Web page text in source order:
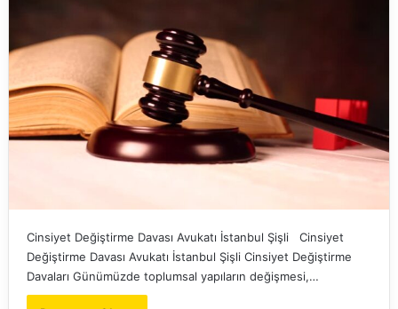
Cinsiyet Değiştirme Davası Avukatı İstanbul Şişli Cinsiyet
Değiştirme Davası Avukatı İstanbul Şişli Cinsiyet Değiştirme
Davaları Günümüzde toplumsal yapıların değişmesi,…